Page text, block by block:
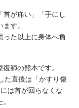
首が痛い」「手にし
す。
った以上に身体へ負
師の熊本です。
た直後は「かすり傷
は首が回らなくな